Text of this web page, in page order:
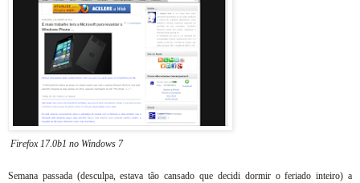
Firefox 17.0b1 no Windows 7
Semana passada (desculpa, estava tão cansado que decidi dormir o feriado inteiro) a